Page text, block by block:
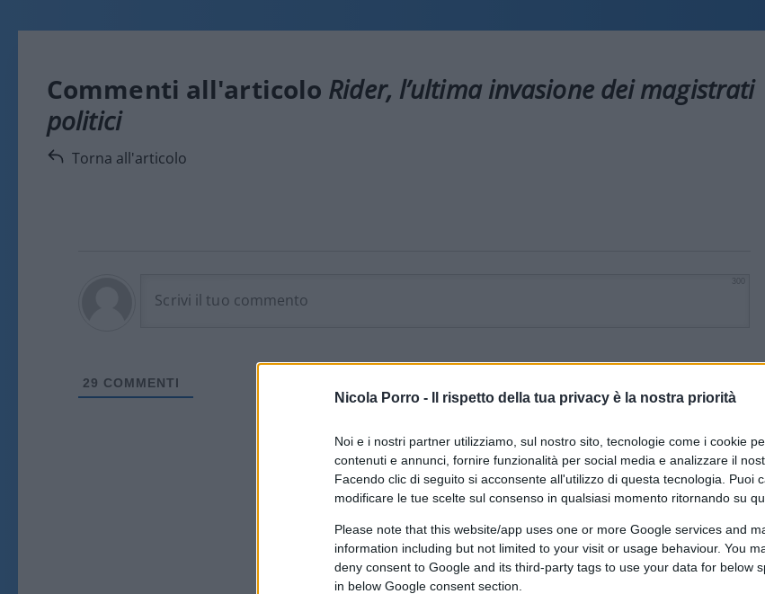
Nicola Porro - Il rispetto della tua privacy è la nostra priorità
Noi e i nostri partner utilizziamo, sul nostro sito, tecnologie come i cookie
contenuti e annunci, fornire funzionalità per social media e analizzare il
Facendo clic di seguito si acconsente all'utilizzo di questa tecnologia. Puoi
modificare le tue scelte sul consenso in qualsiasi momento ritornando su
Please note that this website/app uses one or more Google services and
information including but not limited to your visit or usage behaviour. You
deny consent to Google and its third-party tags to use your data for below
in below Google consent section.
Commenti all'articolo Rider, l’ultima invasione dei magistrati
politici
Torna all'articolo
29 COMMENTI